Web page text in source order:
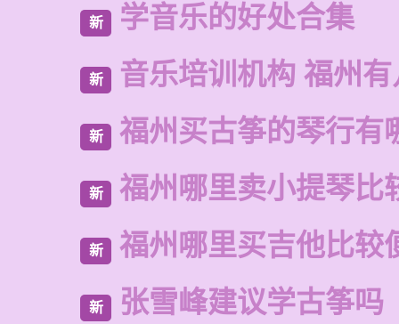
新 学音乐的好处合集
新 音乐培训机构 福州
新 福州买古筝的琴行有
新 福州哪里卖小提琴比
新 福州哪里买吉他比较
新 张雪峰建议学古筝吗